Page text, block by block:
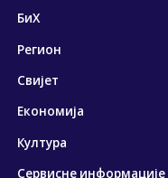
БиХ
Регион
Свијет
Економија
Култура
Сервисне информације